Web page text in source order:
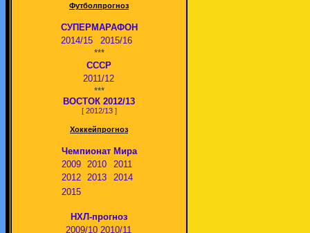
Футболпрогноз
СУПЕРМАРАФОН
2014/15
2015/16
***
СССР
2011/12
***
ВОСТОК 2012/13
[ 2012/13]
Хоккейпрогноз
Чемпионат Мира
2009
2010
2011
2012
2013
2014
2015
НХЛ-прогноз
2009/10 2010/11